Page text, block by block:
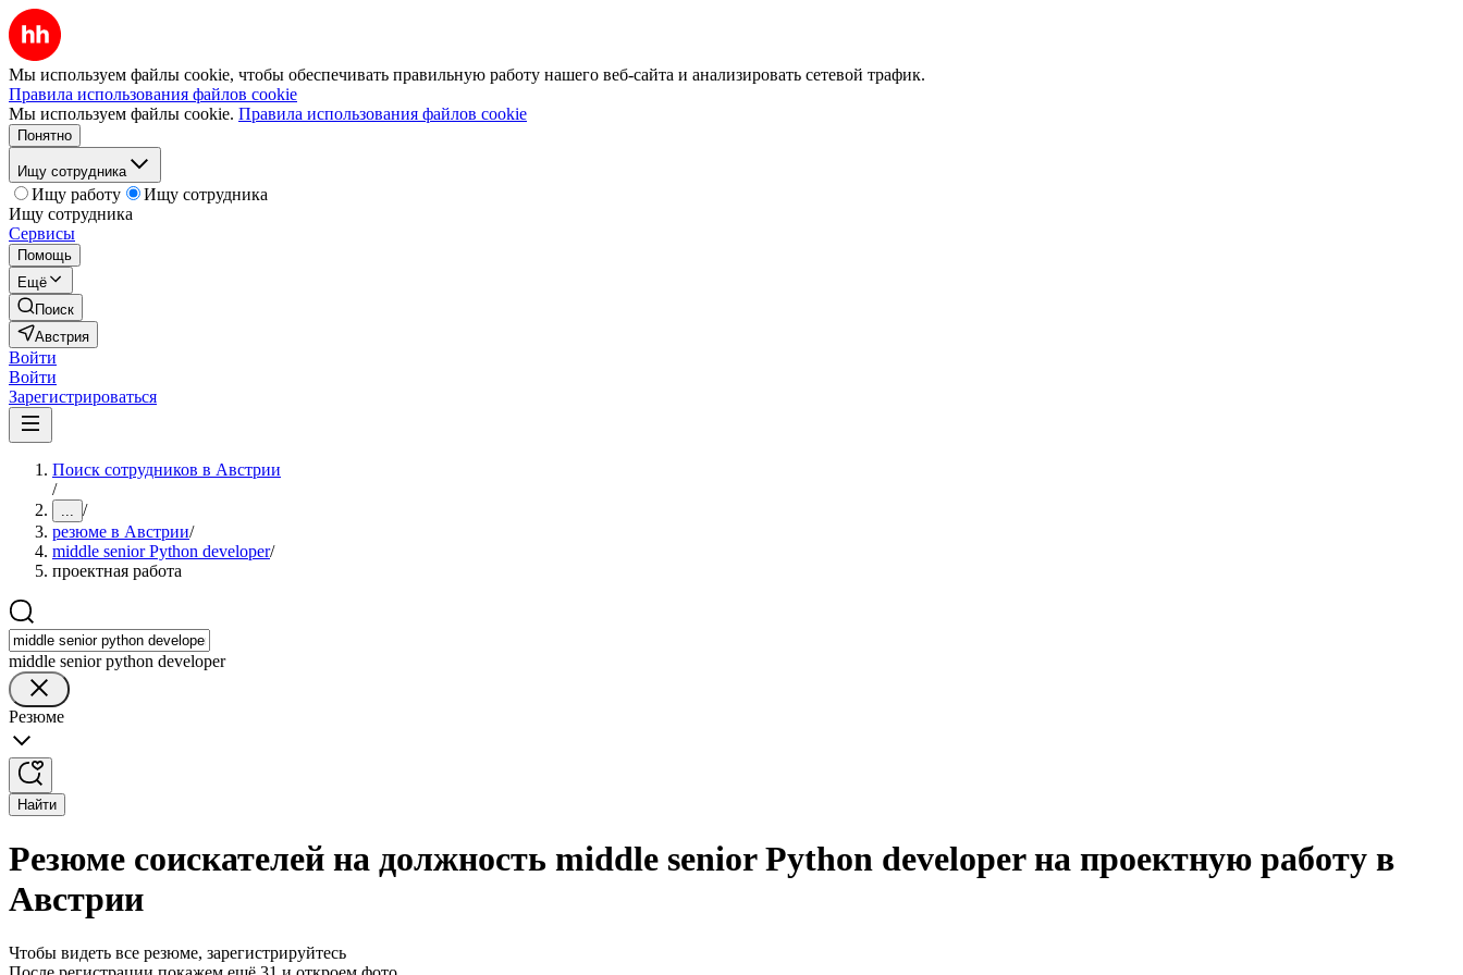
Мы используем файлы cookie, чтобы обеспечивать правильную работу нашего веб-сайта и анализировать сетевой трафик.
Правила использования файлов cookie
Мы используем файлы cookie. Правила использования файлов cookie
Понятно
Ищу сотрудника
Ищу работу
Ищу сотрудника
Ищу сотрудника
Сервисы
Помощь
Ещё
Поиск
Австрия
Войти
Войти
Зарегистрироваться
Поиск сотрудников в Австрии
/
... /
резюме в Австрии/
middle senior Python developer/
проектная работа
middle senior python developer
Резюме
Найти
Резюме соискателей на должность middle senior Python developer на проектную работу в
Австрии
Чтобы видеть все резюме, зарегистрируйтесь